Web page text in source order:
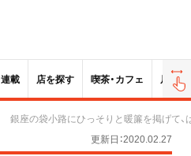
連載 店を探す 喫茶・カフェ 居酒屋
銀座の袋小路にひっそりと暖簾を掲げて、
更新日：2020.02.27